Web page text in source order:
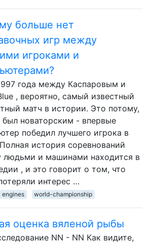
больше нет
игр между
игроками и
года между Каспаровым и
, вероятно, самый известный
матч в истории. Это потому,
был новаторским - впервые
победил лучшего игрока в
история соревнований
людьми и машинами находится в
, и это говорит о том, что
интерес …
engines world-championship
оценка вяленой рыбы
NN - NN Как видите,